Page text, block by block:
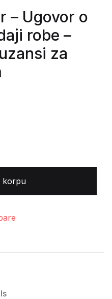
– Ugovor o
robe –
za
korpu